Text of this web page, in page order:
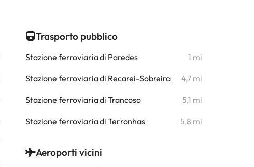
Trasporto pubblico
Stazione ferroviaria di Paredes 1 mi
Stazione ferroviaria di Recarei-Sobreira 4,7 mi
Stazione ferroviaria di Trancoso 5,1 mi
Stazione ferroviaria di Terronhas 5,8 mi
Aeroporti vicini